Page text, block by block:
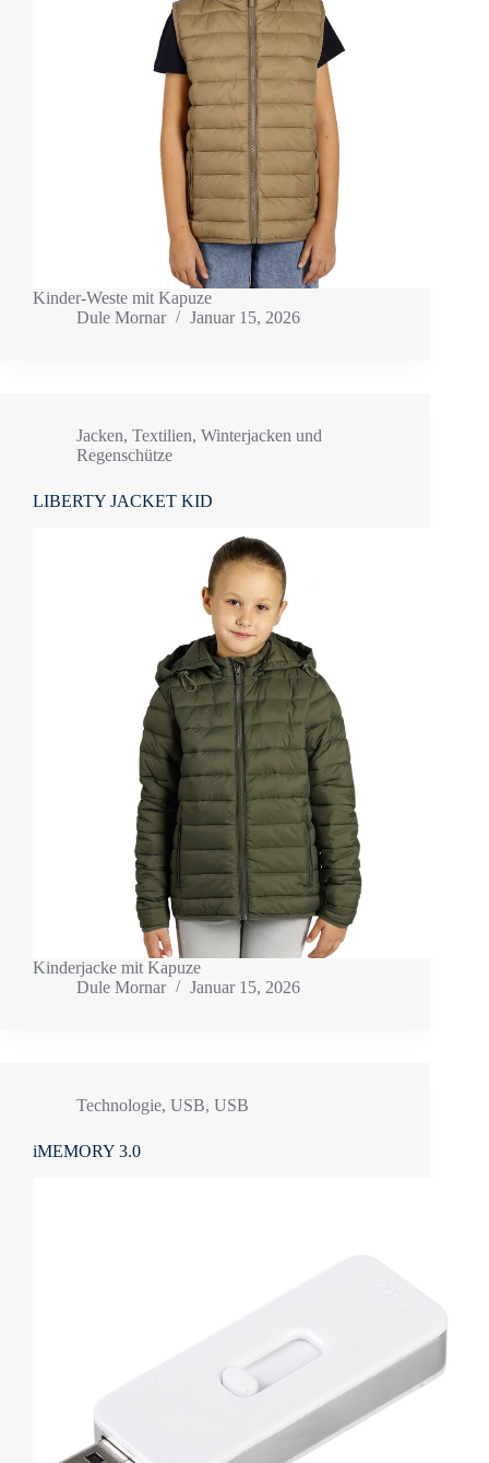
Kinder-Weste mit Kapuze
Dule Mornar
Januar 15, 2026
Jacken, Textilien, Winterjacken und
Regenschütze
LIBERTY JACKET KID
Kinderjacke mit Kapuze
Dule Mornar
Januar 15, 2026
Technologie, USB, USB
iMEMORY 3.0